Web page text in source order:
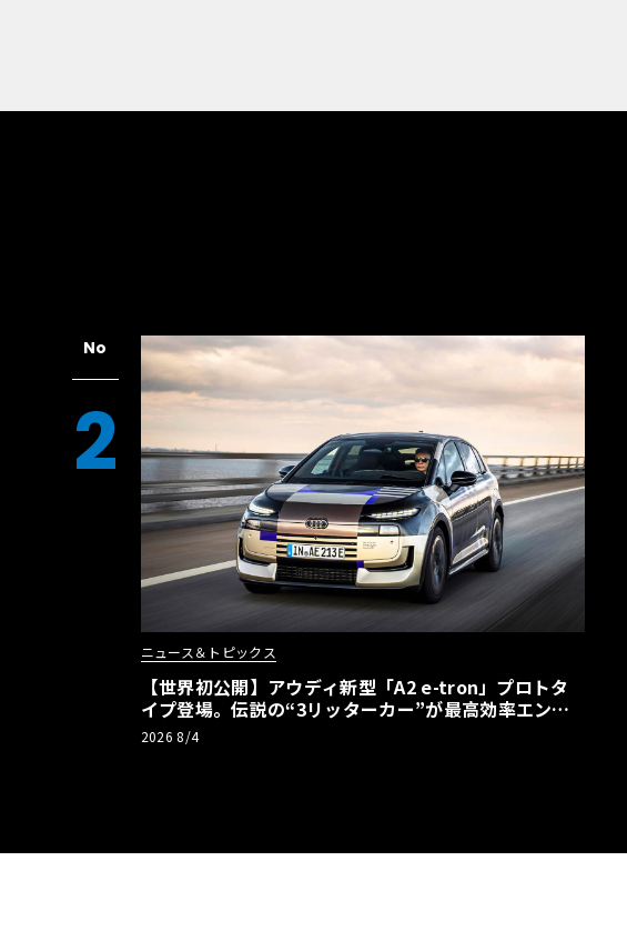
No
2
ニュース＆トピックス
【世界初公開】アウディ新型「A2 e-tron」プロトタ
イプ登場。伝説の“3リッターカー”が最高効率エント
リーBEVとして復活【画像38枚】
2026 8/4